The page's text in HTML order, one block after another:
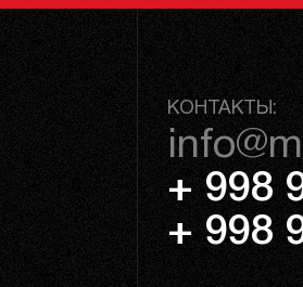
КОНТАКТЫ:
+ 998
+ 998